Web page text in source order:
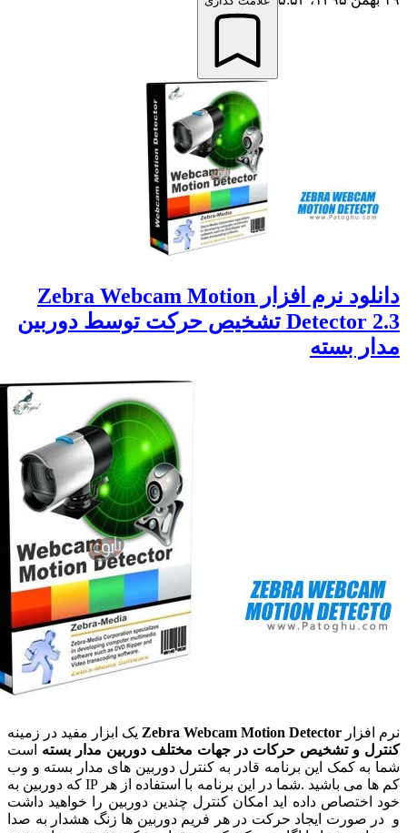
دانلود نرم افزار Zebra Webcam Motion
Detector 2.3 تشخیص حرکت توسط دوربین
بسته
Zebra Webcam Motion Detectorیک ابزار مفید در زمینه
و تشخیص حرکات در جهات مختلف دوربین مدار بسته است
کمک این برنامه قادر به کنترل دوربین های مدار بسته و وب
کم ها می باشید .شما در این برنامه با استفاده از هر IP که دوربین به
داده اید امکان کنترل چندین دوربین را خواهید داشت
صورت ایجاد حرکت در هر فریم دوربین ها زنگ هشدار به صدا